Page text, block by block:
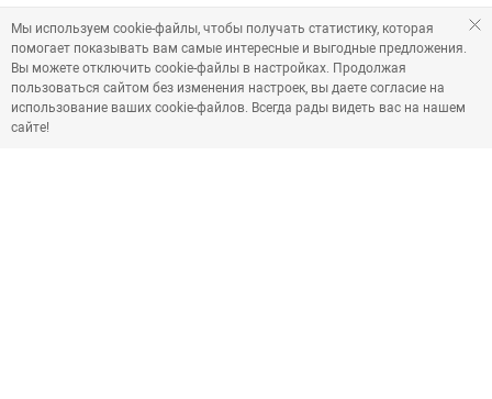
Мы используем cookie-файлы, чтобы получать статистику, которая
помогает показывать вам самые интересные и выгодные предложения.
Вы можете отключить cookie-файлы в настройках. Продолжая
пользоваться сайтом без изменения настроек, вы даете согласие на
использование ваших cookie-файлов. Всегда рады видеть вас на нашем
сайте!